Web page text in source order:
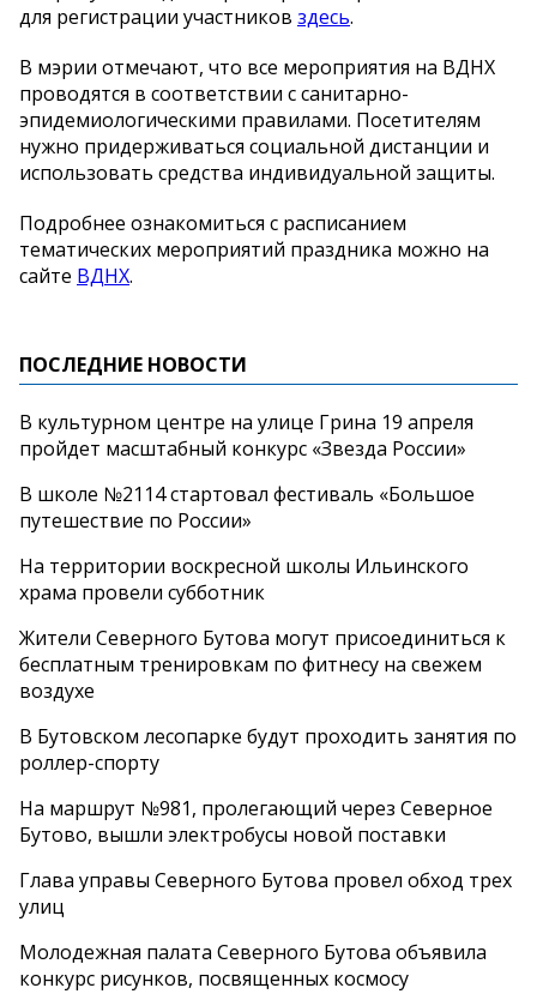
для регистрации участников здесь.
В мэрии отмечают, что все мероприятия на ВДНХ
проводятся в соответствии с санитарно-
эпидемиологическими правилами. Посетителям
нужно придерживаться социальной дистанции и
использовать средства индивидуальной защиты.
Подробнее ознакомиться с расписанием
тематических мероприятий праздника можно на
сайте ВДНХ.
ПОСЛЕДНИЕ НОВОСТИ
В культурном центре на улице Грина 19 апреля
пройдет масштабный конкурс «Звезда России»
В школе №2114 стартовал фестиваль «Большое
путешествие по России»
На территории воскресной школы Ильинского
храма провели субботник
Жители Северного Бутова могут присоединиться к
бесплатным тренировкам по фитнесу на свежем
воздухе
В Бутовском лесопарке будут проходить занятия по
роллер-спорту
На маршрут №981, пролегающий через Северное
Бутово, вышли электробусы новой поставки
Глава управы Северного Бутова провел обход трех
улиц
Молодежная палата Северного Бутова объявила
конкурс рисунков, посвященных космосу